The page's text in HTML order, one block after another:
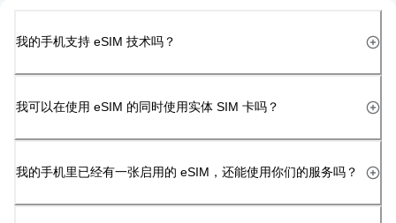
我的手机支持 eSIM 技术吗？
我可以在使用 eSIM 的同时使用实体 SIM 卡吗？
我的手机里已经有一张启用的 eSIM，还能使用你们的服务吗？